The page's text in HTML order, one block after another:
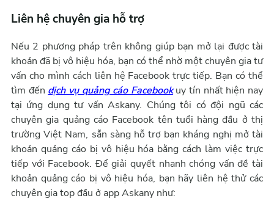
Liên hệ chuyên gia hỗ trợ
Nếu 2 phương pháp trên không giúp bạn mở lại được tài
khoản đã bị vô hiệu hóa, bạn có thể nhờ một chuyên gia tư
vấn cho mình cách liên hệ Facebook trực tiếp. Bạn có thể
tìm đến dịch vụ quảng cáo Facebookuy tín nhất hiện nay
tại ứng dụng tư vấn Askany. Chúng tôi có đội ngũ các
chuyên gia quảng cáo Facebook tên tuổi hàng đầu ở thị
trường Việt Nam, sẵn sàng hỗ trợ bạn kháng nghị mở tài
khoản quảng cáo bị vô hiệu hóa bằng cách làm việc trực
tiếp với Facebook. Để giải quyết nhanh chóng vấn đề tài
khoản quảng cáo bị vô hiệu hóa, bạn hãy liên hệ thử các
chuyên gia top đầu ở app Askany như: